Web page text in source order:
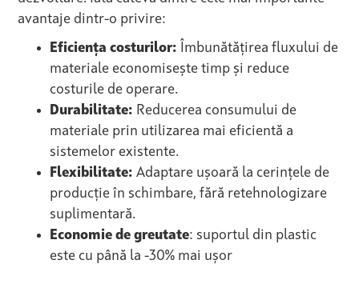
avantaje dintr-o privire:
Eficiența costurilor: Îmbunătățirea fluxului de
materiale economisește timp și reduce
costurile de operare.
Durabilitate: Reducerea consumului de
materiale prin utilizarea mai eficientă a
sistemelor existente.
Flexibilitate: Adaptare ușoară la cerințele de
producție în schimbare, fără retehnologizare
suplimentară.
Economie de greutate: suportul din plastic
este cu până la -30% mai ușor